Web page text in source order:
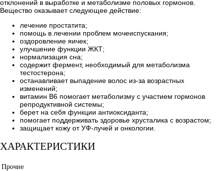
отклонений в выработке и метаболизме половых гормонов.
Вещество оказывает следующее действие:
лечение простатита;
помощь в лечении проблем мочеиспускания;
оздоровление яичек;
улучшение функции ЖКТ;
нормализация сна;
содержит фермент, необходимый для метаболизма
тестостерона;
останавливает выпадение волос из-за возрастных
изменений;
витамин В6 помогает метаболизму с участием гормонов
репродуктивной системы;
берет на себя функции антиоксиданта;
помогает поддерживать здоровье хрусталика с возрастом;
защищает кожу от УФ-лучей и онкологии.
ХАРАКТЕРИСТИКИ
Прочие